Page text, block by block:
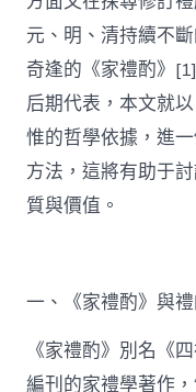
元、明、清持續不
奇逢的《家禮酌》
后期代表，本文就
惟的哲學依據，進
方法，這將有助于
質與價值。
一、《家禮酌》與
《家禮酌》別名《
編刊的家禮學著作